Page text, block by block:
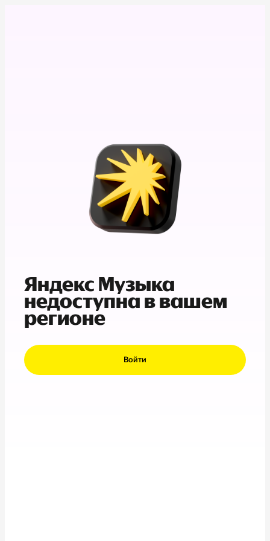
Яндекс Музыка
недоступна в вашем
регионе
Войти